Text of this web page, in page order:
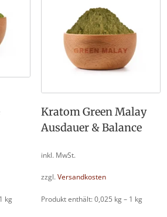
kg
Kratom Green Malay
Ausdauer & Balance
inkl. MwSt.
zzgl.Versandkosten
Produkt enthält: 0,025 kg– 1 kg